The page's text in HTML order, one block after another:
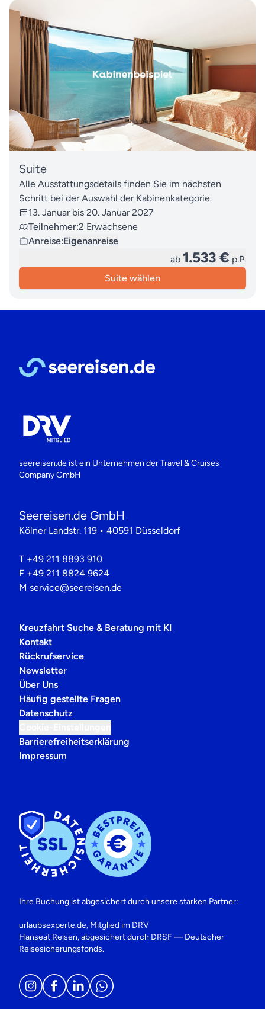
Suite
Alle Ausstattungsdetails finden Sie im nächsten
Schritt bei der Auswahl der Kabinenkategorie.
13. Januar bis 20. Januar 2027
Teilnehmer:2 Erwachsene
Anreise:Eigenanreise
ab 1.533 € p.P.
Suite wählen
seereisen.de ist ein Unternehmen derTravel & Cruises
Company GmbH
Seereisen.de GmbH
Kölner Landstr. 119 • 40591 Düsseldorf
T +49 211 8893 910
F +49 211 8824 9624
M service@seereisen.de
Kreuzfahrt Suche & Beratung mit KI
Kontakt
Rückrufservice
Newsletter
Über Uns
Häufig gestellte Fragen
Datenschutz
Barrierefreiheitserklärung
Impressum
Ihre Buchung ist abgesichert durch unsere starken Partner:
urlaubsexperte.de, Mitglied im DRV
Hanseat Reisen, abgesichert durch DRSF — Deutscher
Reisesicherungsfonds.